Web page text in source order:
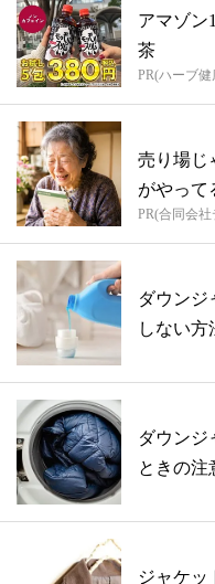
アマゾン
茶
PR(ハーブ
売り場じ
がやって
PR(合同会
ダウンジ
しない
ダウンジ
ときの注
ジャケッ